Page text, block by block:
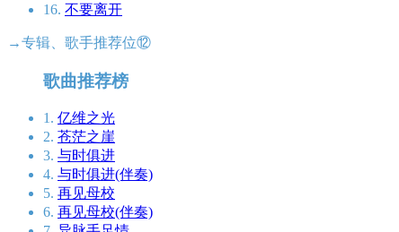
16. 不要离开
→专辑、歌手推荐位⑫
歌曲推荐榜
1. 亿维之光
2. 苍茫之崖
3. 与时俱进
4. 与时俱进(伴奏)
5. 再见母校
6. 再见母校(伴奏)